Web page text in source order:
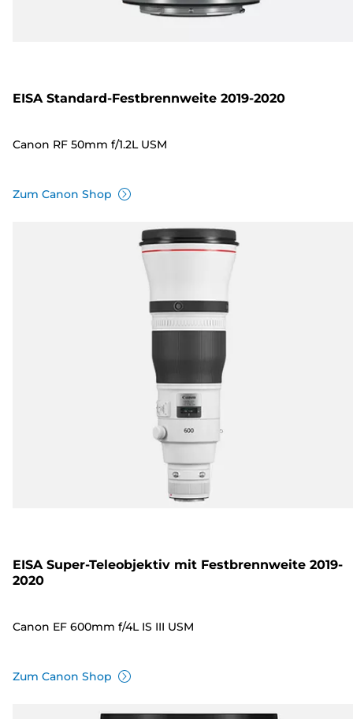
EISA Standard-Festbrennweite 2019-2020
Canon RF 50mm f/1.2L USM
Zum Canon Shop
EISA Super-Teleobjektiv mit Festbrennweite 2019-
2020
Canon EF 600mm f/4L IS III USM
Zum Canon Shop